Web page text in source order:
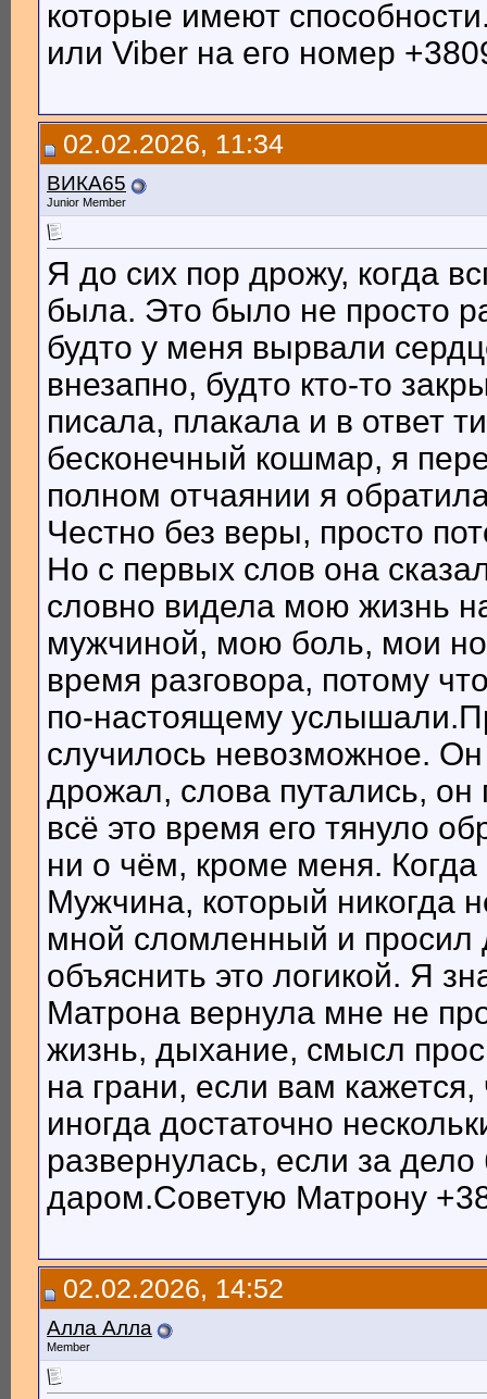
которые имеют
или Viber на его номер
02.02.2026, 11:34
ВИКА65
Junior Member
Я до сих пор дрожу, когда
была. Это было не просто
будто у меня вырвали
внезапно, будто кто-то
писала, плакала и в ответ
бесконечный кошмар, я
полном отчаянии я
Честно без веры, просто
Но с первых слов она
словно видела мою жизнь
мужчиной, мою боль, мои
время разговора, потому
по-настоящему
случилось невозможное.
дрожал, слова путались, он
всё это время его тянуло
ни о чём, кроме меня.
Мужчина, который никогда
мной сломленный и просил
объяснить это логикой. Я
Матрона вернула мне не
жизнь, дыхание, смысл
на грани, если вам
иногда достаточно
развернулась, если за
даром.Советую Матрону
02.02.2026, 14:52
Алла Алла
Member